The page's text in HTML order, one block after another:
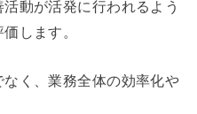
動が活発に行われるよう
します。
く、業務全体の効率化や